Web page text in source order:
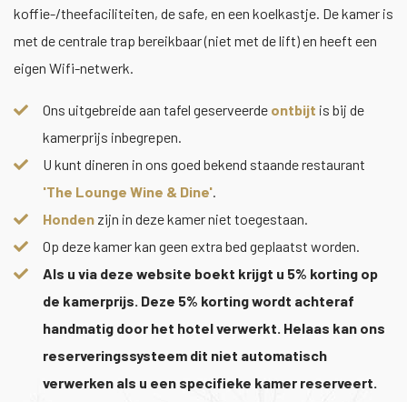
koffie-/theefaciliteiten, de safe, en een koelkastje. De kamer is
met de centrale trap bereikbaar (niet met de lift) en heeft een
eigen Wifi-netwerk.
Ons uitgebreide aan tafel geserveerde ontbijt is bij de
kamerprijs inbegrepen.
U kunt dineren in ons goed bekend staande restaurant
'The Lounge Wine & Dine'.
Honden zijn in deze kamer niet toegestaan.
Op deze kamer kan geen extra bed geplaatst worden.
Als u via deze website boekt krijgt u 5% korting op
de kamerprijs. Deze 5% korting wordt achteraf
handmatig door het hotel verwerkt. Helaas kan ons
reserveringssysteem dit niet automatisch
verwerken als u een specifieke kamer reserveert.